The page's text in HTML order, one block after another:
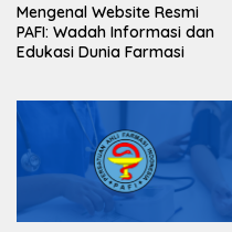
Mengenal Website Resmi
PAFI: Wadah Informasi dan
Edukasi Dunia Farmasi